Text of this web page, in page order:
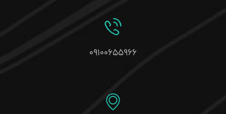
تبریز ، باغمیشه ، الهیه ، نبش خیابان دماوند ، پاساژ الهیه ،